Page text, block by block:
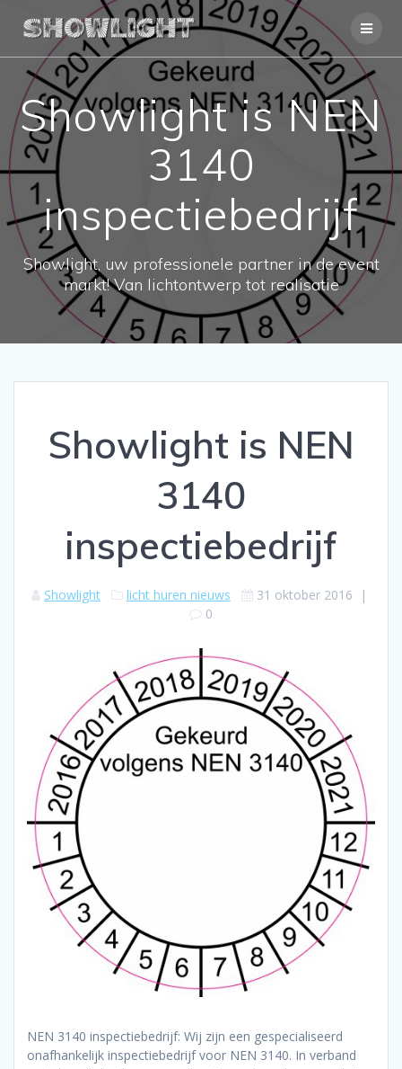
Ga
naar
inhoud
Showlight is NEN
3140
inspectiebedrijf
Showlight, uw professionele partner in de event
markt! Van lichtontwerp tot realisatie
Showlight is NEN
3140
inspectiebedrijf
Showlight licht huren nieuws 31 oktober 2016 |
0
NEN 3140 inspectiebedrijf: Wij zijn een gespecialiseerd
onafhankelijk inspectiebedrijf voor NEN 3140. In verband